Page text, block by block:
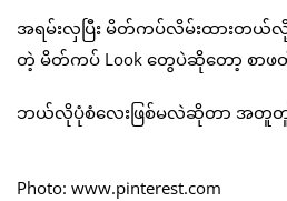
အရမ်းလှပြီး မိတ်ကပ်လိမ်းထားတယ်
တဲ့ မိတ်ကပ် Look တွေပဲဆိုတော့ စာဖ
ဘယ်လိုပုံစံလေးဖြစ်မလဲဆိုတာ အတူ
Photo: www.pinterest.com